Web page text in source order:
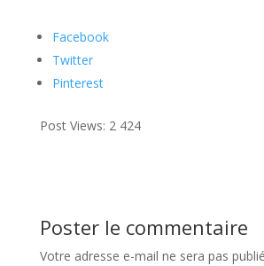
Facebook
Twitter
Pinterest
Post Views: 2 424
Poster le commentaire
Votre adresse e-mail ne sera pas